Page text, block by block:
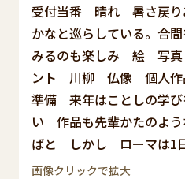
受付当番 晴れ 暑さ戻り
かなと巡らしている。合
みるのも楽しみ 絵 写
ント 川柳 仏像 個人作
準備 来年はことしの学び
い 作品も先輩かたのよ
ばと しかし ローマは1
画像クリックで拡大